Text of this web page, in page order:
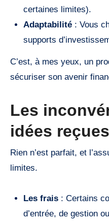
certaines limites).
Adaptabilité: Vous
supports
C’est, à mes yeux, un
sécuriser son avenir
Les
idées reçues
Rien n’est parfait, et
limites.
Les frais: Certains
d’entrée, de gestion